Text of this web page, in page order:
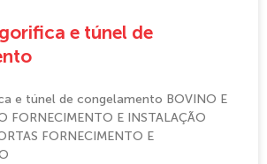
e túnel de
e túnel de congelamento BOVINO E
FORNECIMENTO E INSTALAÇÃO
FORNECIMENTO E